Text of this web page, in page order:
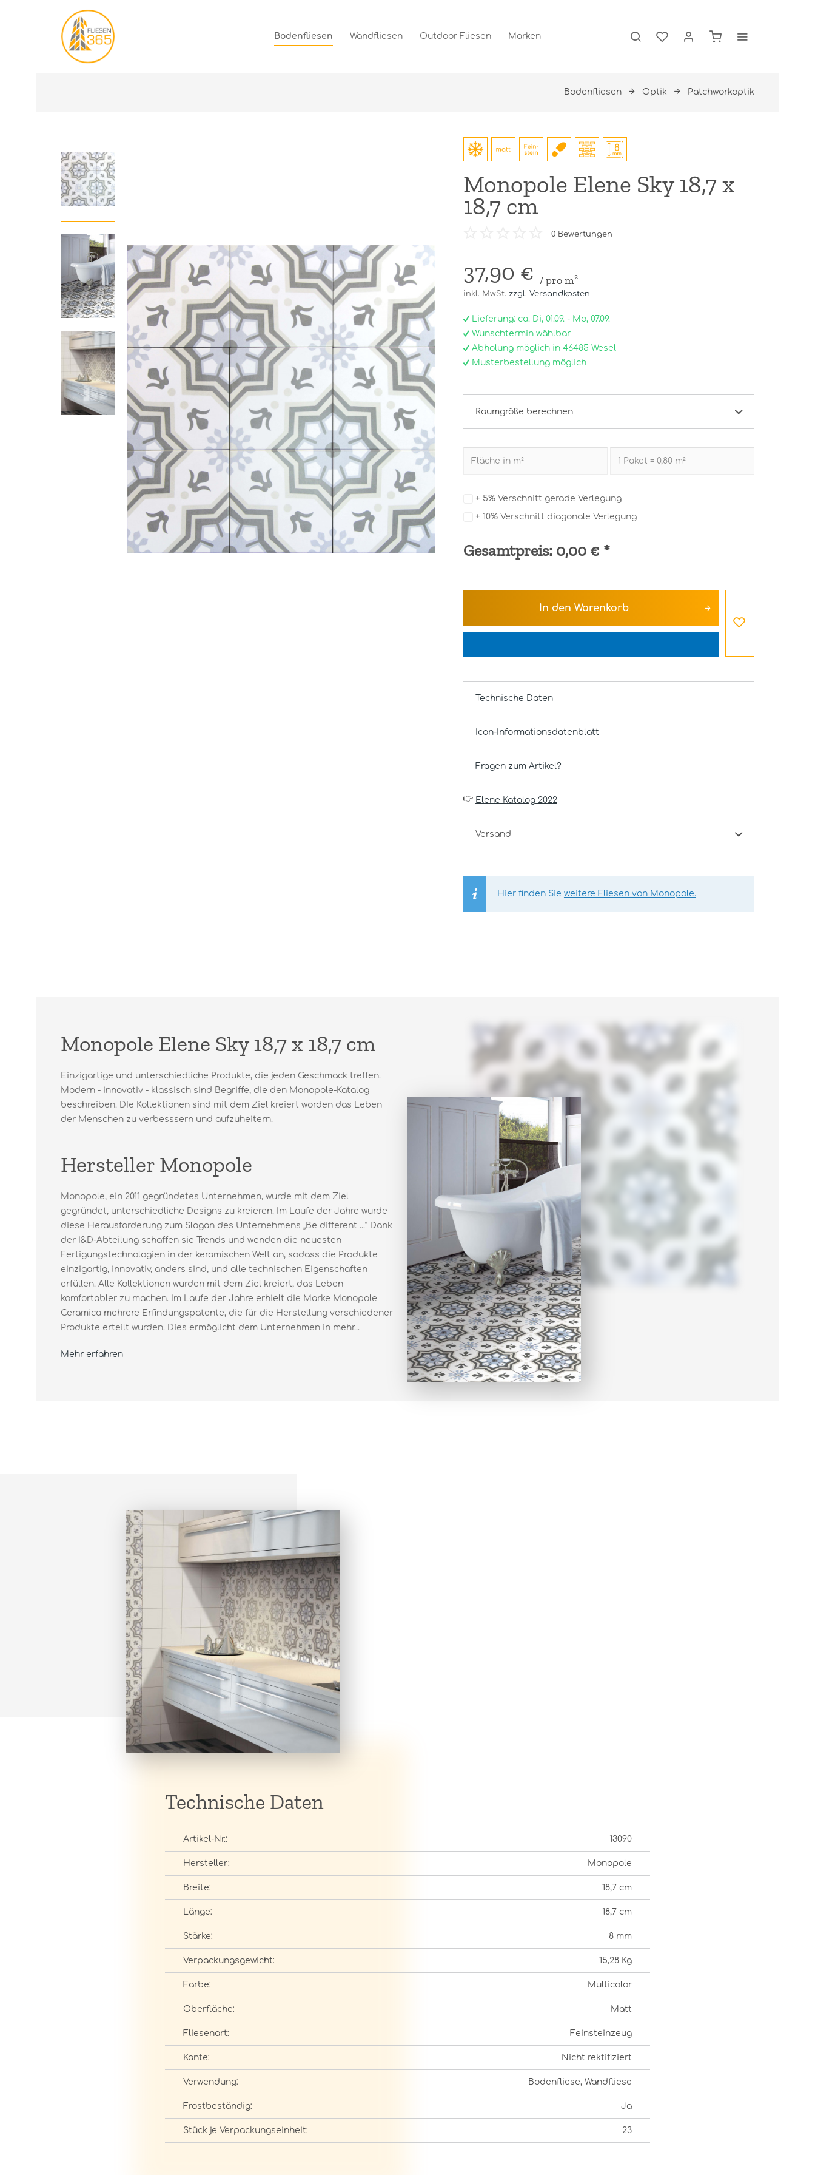
Bodenfliesen Wandfliesen Outdoor Fliesen Marken
Bodenfliesen Optik Patchworkoptik
Monopole Elene Sky 18,7 x
18,7 cm
0Bewertungen
37,90 € / pro m²
inkl. MwSt. zzgl. Versandkosten
Lieferung: ca. Di, 01.09. - Mo, 07.09.
Wunschtermin wählbar
Abholung möglich in 46485 Wesel
Musterbestellung möglich
Raumgröße berechnen
+ 5% Verschnitt gerade Verlegung
+ 10% Verschnitt diagonale Verlegung
Gesamtpreis: 0,00 € *
In den Warenkorb
Technische Daten
Icon-Informationsdatenblatt
Fragen zum Artikel?
👉 Elene Katalog 2022
Versand
Hier finden Sie weitere Fliesen von Monopole.
Monopole Elene Sky 18,7 x 18,7 cm
Einzigartige und unterschiedliche Produkte, die jeden Geschmack treffen.
Modern - innovativ - klassisch sind Begriffe, die den Monopole-Katalog
beschreiben. DIe Kollektionen sind mit dem Ziel kreiert worden das Leben
der Menschen zu verbesssern und aufzuheitern.
Hersteller Monopole
Monopole, ein 2011 gegründetes Unternehmen, wurde mit dem Ziel
gegründet, unterschiedliche Designs zu kreieren. Im Laufe der Jahre wurde
diese Herausforderung zum Slogan des Unternehmens „Be diﬀerent ...“ Dank
der I&D-Abteilung schaffen sie Trends und wenden die neuesten
Fertigungstechnologien in der keramischen Welt an, sodass die Produkte
einzigartig, innovativ, anders sind, und alle technischen Eigenschaften
erfüllen. Alle Kollektionen wurden mit dem Ziel kreiert, das Leben
komfortabler zu machen. Im Laufe der Jahre erhielt die Marke Monopole
Ceramica mehrere Erfindungspatente, die für die Herstellung verschiedener
Produkte erteilt wurden. Dies ermöglicht dem Unternehmen in mehr...
Mehr erfahren
Technische Daten
Artikel-Nr.: 13090
Hersteller: Monopole
Breite: 18,7 cm
Länge: 18,7 cm
Stärke: 8 mm
Verpackungsgewicht: 15,28 Kg
Farbe: Multicolor
Oberfläche: Matt
Fliesenart: Feinsteinzeug
Kante: Nicht rektifiziert
Verwendung: Bodenfliese, Wandfliese
Frostbeständig: Ja
Stück je Verpackungseinheit: 23